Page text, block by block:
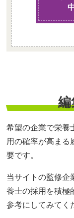
希望の企業で栄養
用の確率が高まる
要です。
当サイトの監修企
養士の採用を積極
参考にしてみてく